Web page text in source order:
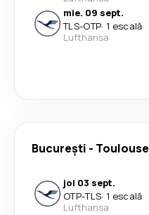
mie. 09 sept.
TLS-OTP· 1 escală
Lufthansa
București - Toulouse
joi 03 sept.
OTP-TLS· 1 escală
Lufthansa